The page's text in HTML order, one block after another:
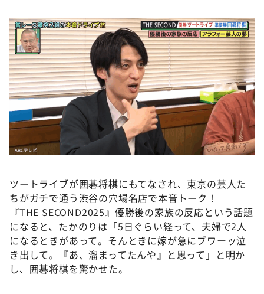
ツートライブが囲碁将棋にもてなされ、東京の芸人た
ちがガチで通う渋谷の穴場名店で本音トーク！
『THE SECOND2025』優勝後の家族の反応という話題
になると、たかのりは「5日ぐらい経って、夫婦で2人
になるときがあって。そんときに嫁が急にブワーッ泣
き出して。『あ、溜まってたんや』と思って」と明か
し、囲碁将棋を驚かせた。